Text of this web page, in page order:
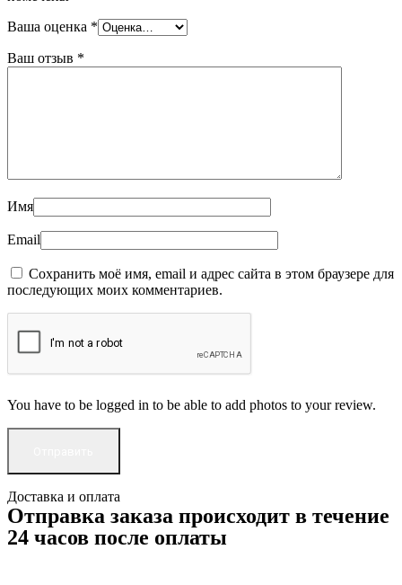
Ваша оценка *
Ваш отзыв *
Имя
Email
Сохранить моё имя, email и адрес сайта в этом браузере для
последующих моих комментариев.
You have to be logged in to be able to add photos to your review.
Доставка и оплата
Отправка заказа происходит в течение
24 часов после оплаты